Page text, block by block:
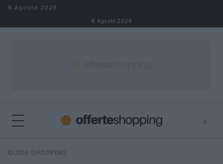
Salta al contenuto
8 Agosto 2026
8 Agosto 2026
⌕
Cerca
GUIDE SHOPPING